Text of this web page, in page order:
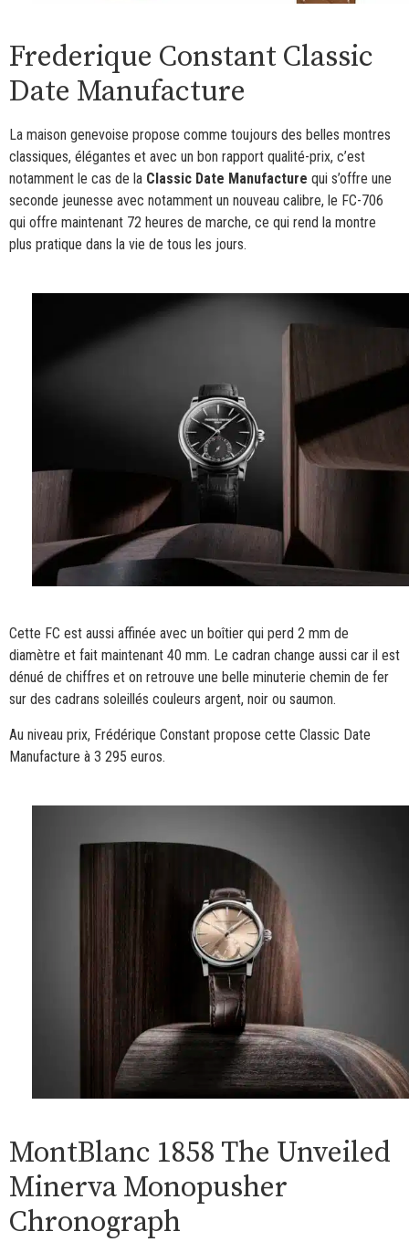
Frederique Constant Classic
Date Manufacture
La maison genevoise propose comme toujours des belles montres
classiques, élégantes et avec un bon rapport qualité-prix, c’est
notamment le cas de la Classic Date Manufacture qui s’offre une
seconde jeunesse avec notamment un nouveau calibre, le FC-706
qui offre maintenant 72 heures de marche, ce qui rend la montre
plus pratique dans la vie de tous les jours.
Cette FC est aussi affinée avec un boîtier qui perd 2 mm de
diamètre et fait maintenant 40 mm. Le cadran change aussi car il est
dénué de chiffres et on retrouve une belle minuterie chemin de fer
sur des cadrans soleillés couleurs argent, noir ou saumon.
Au niveau prix, Frédérique Constant propose cette Classic Date
Manufacture à 3 295 euros.
MontBlanc 1858 The Unveiled
Minerva Monopusher
Chronograph